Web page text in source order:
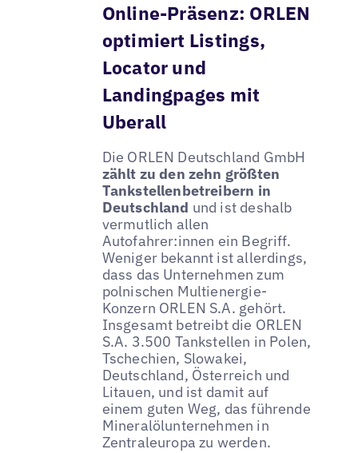
Online-Präsenz: ORLEN
optimiert Listings,
Locator und
Landingpages mit
Uberall
Die ORLEN Deutschland GmbH
zählt zu den zehn größten
Tankstellenbetreibern in
Deutschland und ist deshalb
vermutlich allen
Autofahrer:innen ein Begriff.
Weniger bekannt ist allerdings,
dass das Unternehmen zum
polnischen Multienergie-
Konzern ORLEN S.A. gehört.
Insgesamt betreibt die ORLEN
S.A. 3.500 Tankstellen in Polen,
Tschechien, Slowakei,
Deutschland, Österreich und
Litauen, und ist damit auf
einem guten Weg, das führende
Mineralölunternehmen in
Zentraleuropa zu werden.